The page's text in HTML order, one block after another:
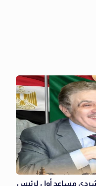
شردي مساعد أول لرئيس